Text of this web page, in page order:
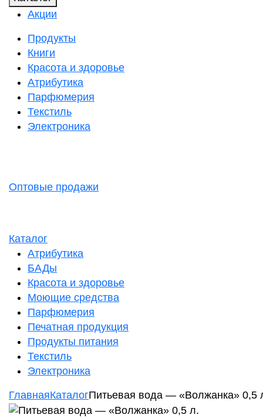
Акции
Продукты
Книги
Красота и здоровье
Атрибутика
Парфюмерия
Текстиль
Электроника
Оптовые продажи
Каталог
Атрибутика
БАДы
Красота и здоровье
Моющие средства
Парфюмерия
Печатная продукция
Продукты питания
Текстиль
Электроника
ГлавнаяКаталогПитьевая вода — «Волжанка» 0,5